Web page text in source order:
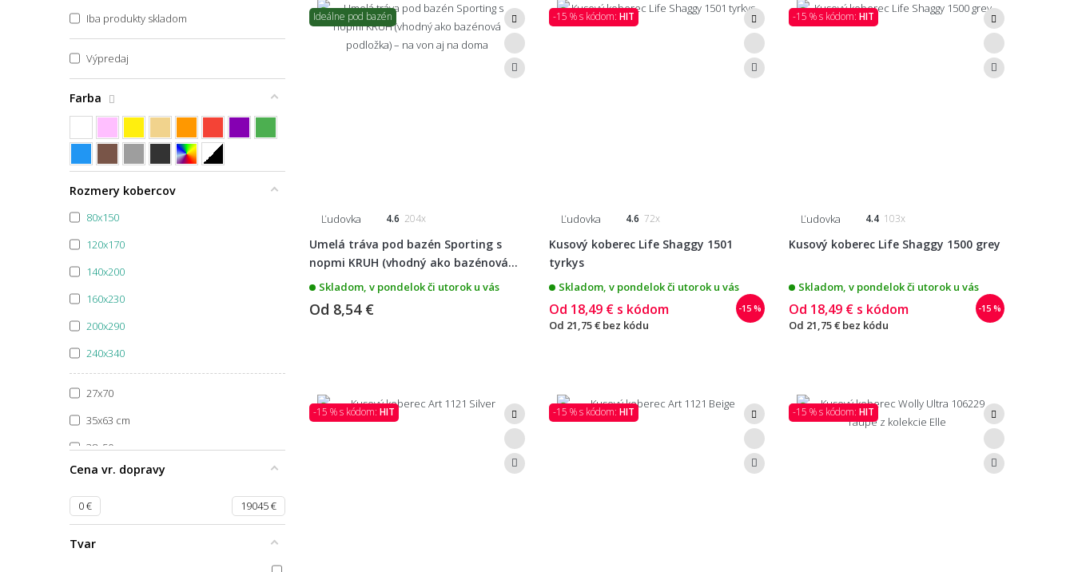
Iba produkty skladom
Výpredaj
Farba
Špecifikácia farby
Rozmery kobercov
27x70
35x63 cm
38x50 cm
39x58
39x80
40x40
80x150
120x170
140x200
160x230
200x290
240x340
Cena vr. dopravy
0€ 19045€
Tvar
Ideálne pod bazén
Ľudovka 4.6 204x
Umelá tráva pod bazén Sporting s
nopmi KRUH (vhodný ako bazénová...
Skladom, v pondelok či utorok u vás
Od 8,54 €
-15 % s kódom: HIT
Ľudovka 4.6 72x
Kusový koberec Life Shaggy 1501
tyrkys
Skladom, v pondelok či utorok u vás
-15 %
Od 18,49 € s kódom
Od 21,75 € bez kódu
-15 % s kódom: HIT
Ľudovka 4.4 103x
Kusový koberec Life Shaggy 1500 grey
Skladom, v pondelok či utorok u vás
-15 %
Od 18,49 € s kódom
Od 21,75 € bez kódu
-15 % s kódom: HIT -15 % s kódom: HIT -15 % s kódom: HIT